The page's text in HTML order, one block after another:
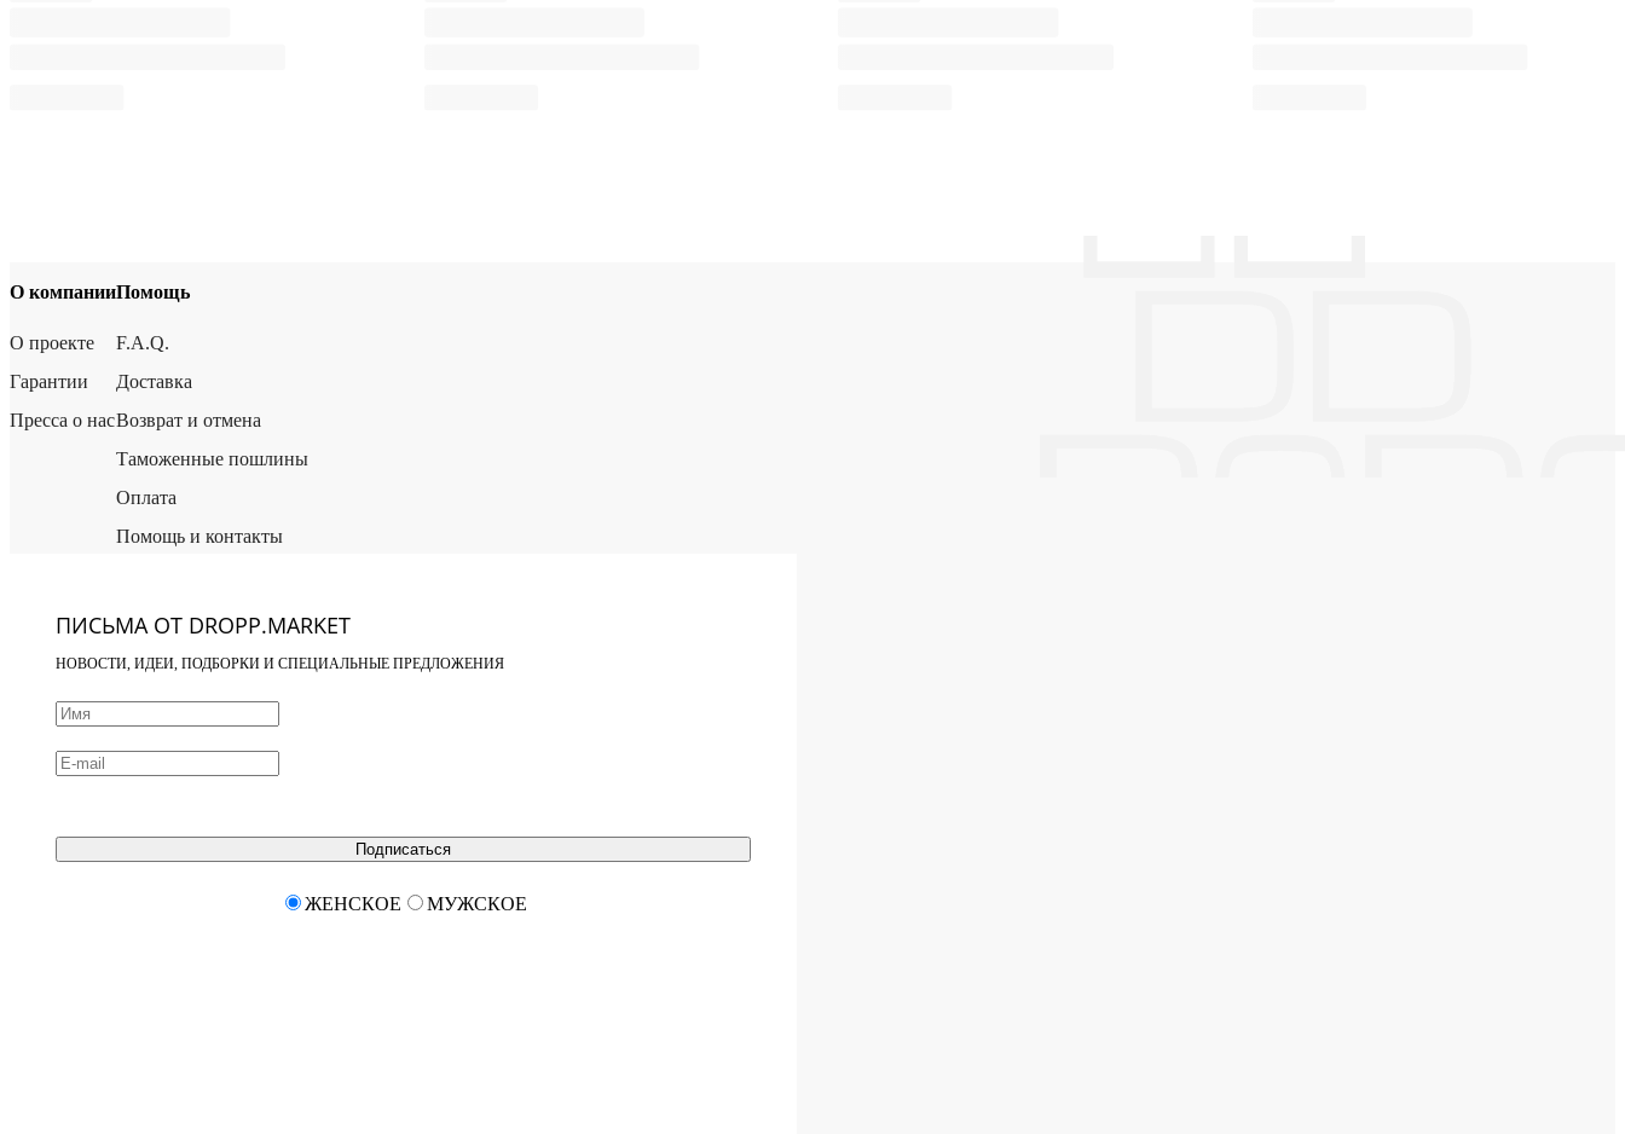
О компании
О проекте
Гарантии
Пресса о нас
Помощь
F.A.Q.
Доставка
Возврат и отмена
Таможенные пошлины
Оплата
Помощь и контакты
ПИСЬМА ОТ DROPP.MARKET
НОВОСТИ, ИДЕИ, ПОДБОРКИ И СПЕЦИАЛЬНЫЕ ПРЕДЛОЖЕНИЯ
Подписаться
ЖЕНСКОЕ МУЖСКОЕ